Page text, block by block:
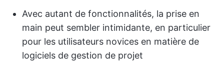
Avec autant de fonctionnalités, la prise en
main peut sembler intimidante, en particulier
pour les utilisateurs novices en matière de
logiciels de gestion de projet